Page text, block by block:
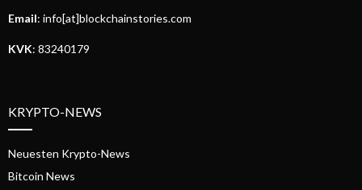
Email: info[at]blockchainstories.com
KVK: 83240179
KRYPTO-NEWS
Neuesten Krypto-News
Bitcoin News